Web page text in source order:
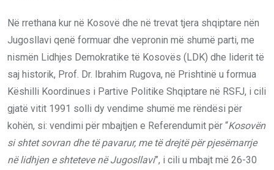
Në rrethana kur në Kosovë dhe në trevat tjera shqiptare nën
Jugosllavi qenë formuar dhe vepronin më shumë parti, me
nismën Lidhjes Demokratike të Kosovës (LDK) dhe liderit të
saj historik, Prof. Dr. Ibrahim Rugova, në Prishtinë u formua
Këshilli Koordinues i Partive Politike Shqiptare në RSFJ, i cili
gjatë vitit 1991 solli dy vendime shumë me rëndësi për
kohën, si: vendimi për mbajtjen e Referendumit për “Kosovën
si shtet sovran dhe të pavarur, me të drejtë për pjesëmarrje
në lidhjen e shteteve në Jugosllavi”, i cili u mbajt më 26-30